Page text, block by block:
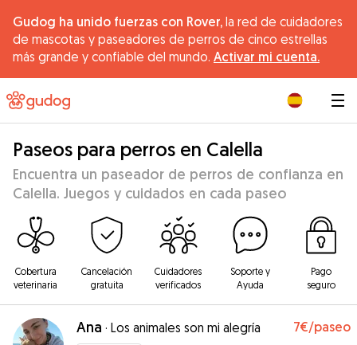
Gudog ha unido fuerzas con Rover, la red de cuidadores
de mascotas y paseadores de perros de cinco estrellas
más grande y confiable del mundo. Activar mi cuenta.
Paseos para perros en Calella
Encuentra un paseador de perros de confianza en
Calella. Juegos y cuidados en cada paseo
Cobertura
veterinaria
Cancelación
gratuita
Cuidadores
verificados
Soporte y
Ayuda
Pago
seguro
Ana · Los animales son mi alegría 7€/paseo